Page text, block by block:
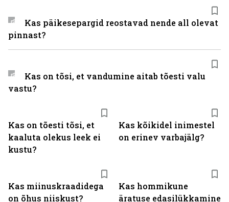
Kas on tõesti tõsi, et
kaaluta olekus leek ei
kustu?
Kas kõikidel inimestel
on erinev varbajälg?
Kas miinuskraadidega
on õhus niiskust?
Kas hommikune
äratuse edasilükkamine
Kas päikesepargid reostavad nende all olevat
pinnast?
Kas on tõsi, et vandumine aitab tõesti valu
vastu?